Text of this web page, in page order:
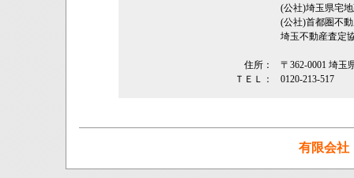
(公社)埼玉県宅
(公社)首都圏不
埼玉不動産査定
住所：
〒362‐0001 埼玉
ＴＥＬ：
0120-213-517
有限会